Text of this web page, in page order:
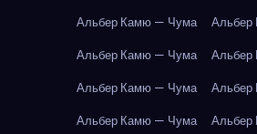
Альбер Камю — Чума
Альбер Камю — Чума
Альбер Камю — Чума
Альбер Камю — Чума